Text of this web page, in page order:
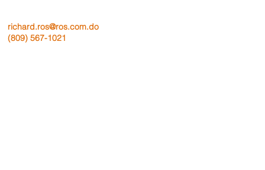
richard.ros@ros.com.do
(809) 567-1021